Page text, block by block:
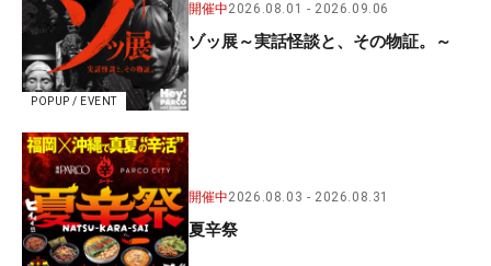
POPUP / EVENT
開催中2026.08.01 2026.09.06
ゾッ展～実話怪談と、その物証。～
開催中2026.08.03 2026.08.31
夏辛祭